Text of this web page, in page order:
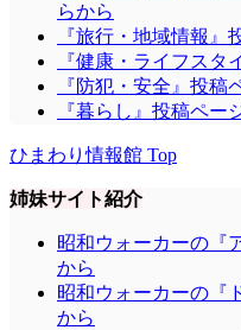
らから
『旅行・地域情報』
『健康・ライフスタ
『防犯・安全』投稿
『暮らし』投稿ペー
ひまわり情報館 Top
姉妹サイト紹介
昭和ウォーカーの『
から
昭和ウォーカーの『
から